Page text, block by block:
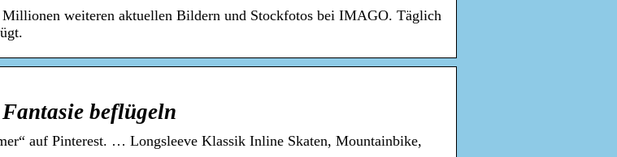
Millionen weiteren aktuellen Bildern und Stockfotos bei IMAGO. Täglich
beflügeln
auf Pinterest. … Longsleeve Klassik Inline Skaten, Mountainbike,